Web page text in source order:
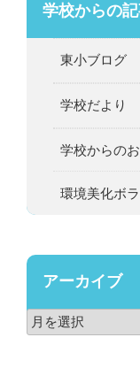
学校からの
東小ブログ
学校だより
学校からの
環境美化ボ
アーカイブ